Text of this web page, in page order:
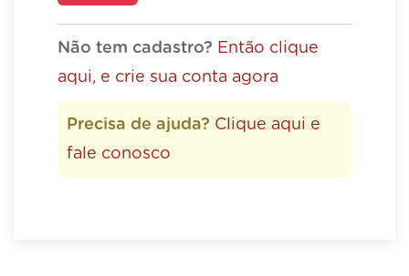
Não tem cadastro? Então clique
aqui, e crie sua conta agora
Precisa de ajuda? Clique aqui e
fale conosco